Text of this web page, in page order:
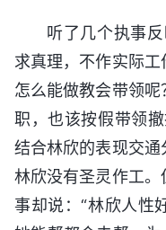
听了几个执事
求真理，不作实际工
怎么能做教会带领
职，也该按假带领
结合林欣的表现交
林欣没有圣灵作工
事却说：“林欣人性